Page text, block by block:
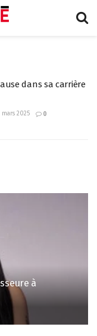
dans sa carrière
mars 2025 0
à